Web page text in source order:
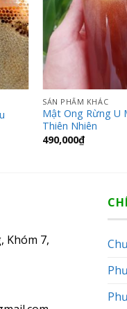
SẢN PHẨM KHÁC
Mật Ong Rừng U
Thiên Nhiên
490,000₫
Khóm 7,